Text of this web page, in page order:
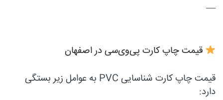
—
قیمت چاپ کارت پی‌وی‌سی در اصفهان
قیمت چاپ کارت شناسایی PVC به عوامل زیر بستگی
دارد: